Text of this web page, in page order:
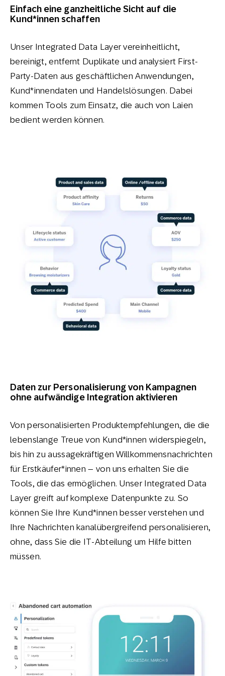
Einfach eine ganzheitliche Sicht auf die
Kund*innen schaffen
Unser Integrated Data Layer vereinheitlicht,
bereinigt, entfernt Duplikate und analysiert First-
Party-Daten aus geschäftlichen Anwendungen,
Kund*innendaten und Handelslösungen. Dabei
kommen Tools zum Einsatz, die auch von Laien
bedient werden können.
Daten zur Personalisierung von Kampagnen
ohne aufwändige Integration aktivieren
Von personalisierten Produktempfehlungen, die die
lebenslange Treue von Kund*innen widerspiegeln,
bis hin zu aussagekräftigen Willkommensnachrichten
für Erstkäufer*innen – von uns erhalten Sie die
Tools, die das ermöglichen. Unser Integrated Data
Layer greift auf komplexe Datenpunkte zu. So
können Sie Ihre Kund*innen besser verstehen und
Ihre Nachrichten kanalübergreifend personalisieren,
ohne, dass Sie die IT-Abteilung um Hilfe bitten
müssen.